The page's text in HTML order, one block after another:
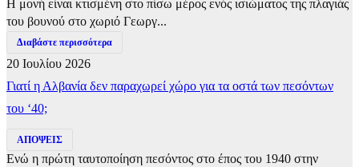
Η μονή είναι κτισμένη στο πίσω μέρος ενός ισιώματος της πλαγιάς
του βουνού στο χωριό Γεωργ...
Διαβάστε περισσότερα
20 Ιουλίου 2026
Γιατί η Αλβανία δεν παραχωρεί χώρο για τα οστά των πεσόντων
του ‘40;
ΑΠΟΨΕΙΣ
Ενώ η πρώτη ταυτοποίηση πεσόντος στο έπος του 1940 στην